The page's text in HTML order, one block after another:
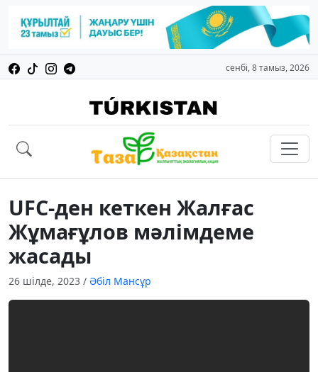
сенбі, 8 тамыз, 2026
UFC-ден кеткен Жалғас
Жұмағұлов мәлімдеме
жасады
26 шілде, 2023 / Әбіл Мансұр